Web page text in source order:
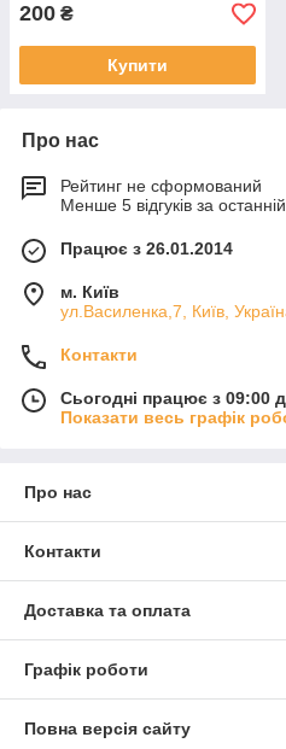
200 ₴
Купити
Про нас
Рейтинг не сформований
Менше 5 відгуків за останній
Працює з 26.01.2014
м. Київ
ул.Василенка,7, Київ,
Контакти
Сьогодні працює з 09:00
Показати весь графік
Про нас
Контакти
Доставка та оплата
Графік роботи
Повна версія сайту